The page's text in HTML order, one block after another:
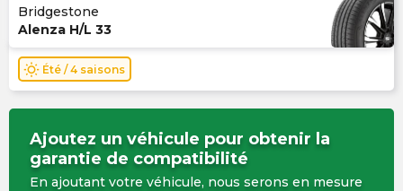
Bridgestone
Alenza H/L 33
wb_sunny Été / 4 saisons
Ajoutez un véhicule pour obtenir la
garantie de compatibilité
En ajoutant votre véhicule, nous serons en mesure